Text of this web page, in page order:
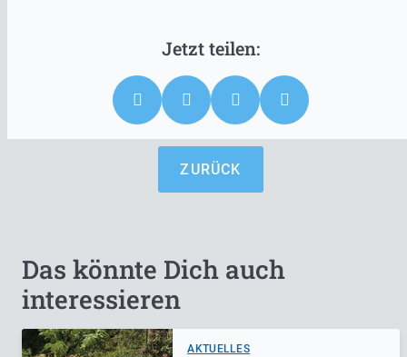
ZURÜCK
Das könnte Dich auch
interessieren
AKTUELLES